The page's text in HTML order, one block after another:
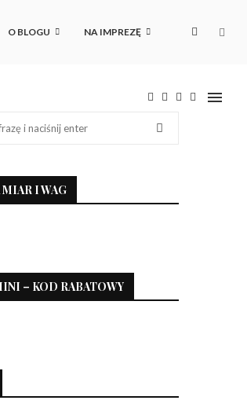
O BLOGU NA IMPREZĘ
I WAG
– KOD RABATOWY